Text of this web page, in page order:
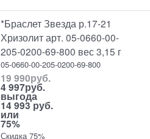
*Браслет Звезда р.17-21
Хризолит арт. 05-0660-00-
205-0200-69-800 вес 3,15 г
05-0660-00-205-0200-69-800
19 990руб.
4 997руб.
выгода
14 993 руб.
или
75%
Скидка 75%